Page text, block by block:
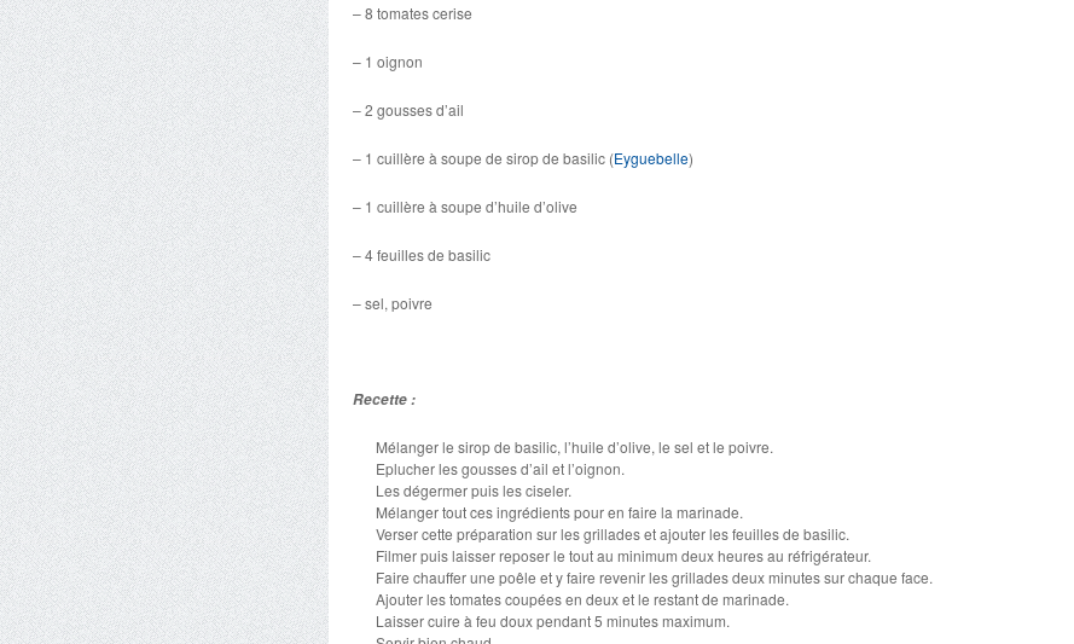
– 8 tomates cerise
– 1 oignon
– 2 gousses d’ail
– 1 cuillère à soupe de sirop de basilic (Eyguebelle)
– 1 cuillère à soupe d’huile d’olive
– 4 feuilles de basilic
– sel, poivre
Recette :
Mélanger le sirop de basilic, l’huile d’olive, le sel et le poivre.
Eplucher les gousses d’ail et l’oignon.
Les dégermer puis les ciseler.
Mélanger tout ces ingrédients pour en faire la marinade.
Verser cette préparation sur les grillades et ajouter les feuilles de basilic.
Filmer puis laisser reposer le tout au minimum deux heures au réfrigérateur.
Faire chauffer une poêle et y faire revenir les grillades deux minutes sur chaque face.
Ajouter les tomates coupées en deux et le restant de marinade.
Laisser cuire à feu doux pendant 5 minutes maximum.